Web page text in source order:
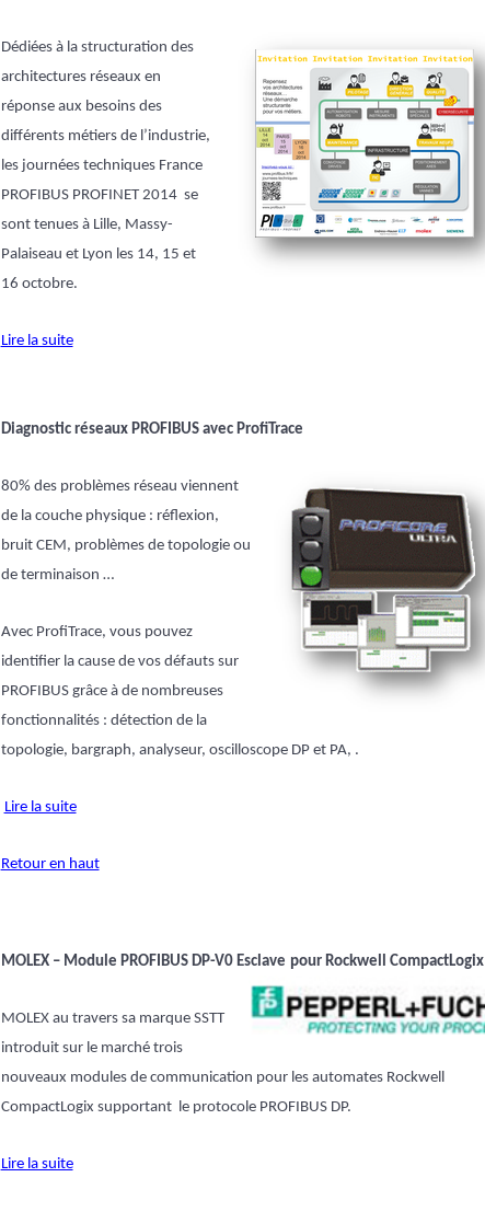
Dédiées à la structuration des
architectures réseaux en
réponse aux besoins des
différents métiers de l’industrie,
les journées techniques France
PROFIBUS PROFINET 2014 se
sont tenues à Lille, Massy-
Palaiseau et Lyon les 14, 15 et
16 octobre.
Lire la suite
Diagnostic réseaux PROFIBUS avec ProfiTrace
80% des problèmes réseau viennent
de la couche physique : réflexion,
bruit CEM, problèmes de topologie ou
de terminaison …
Avec ProfiTrace, vous pouvez
identifier la cause de vos défauts sur
PROFIBUS grâce à de nombreuses
fonctionnalités : détection de la
topologie, bargraph, analyseur, oscilloscope DP et PA, .
Lire la suite
Retour en haut
MOLEX – Module PROFIBUS DP-V0 Esclave pour Rockwell CompactLogix
MOLEX au travers sa marque SSTT
introduit sur le marché trois
nouveaux modules de communication pour les automates Rockwell
CompactLogix supportant le protocole PROFIBUS DP.
Lire la suite